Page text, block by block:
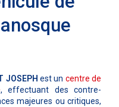
JOSEPH est un centre de
, effectuant des contre-
majeures ou critiques,